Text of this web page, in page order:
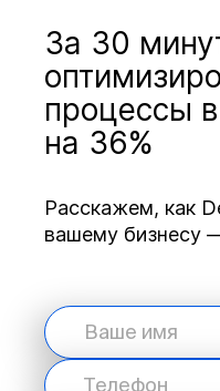
За 30
процессы
на 36%
Расскажем, как
вашему бизнесу